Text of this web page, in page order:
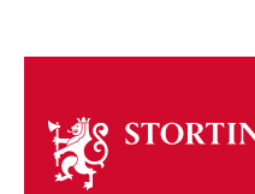
Om
stortinget